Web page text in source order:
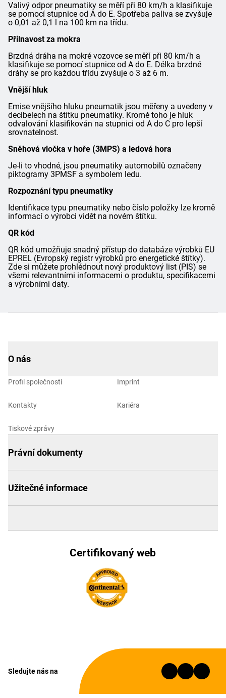
Valivý odpor pneumatiky se měří při 80 km/h a klasifikuje
se pomocí stupnice od A do E. Spotřeba paliva se zvyšuje
o 0,01 až 0,1 l na 100 km na třídu.
Přilnavost za mokra
Brzdná dráha na mokré vozovce se měří při 80 km/h a
klasifikuje se pomocí stupnice od A do E. Délka brzdné
dráhy se pro každou třídu zvyšuje o 3 až 6 m.
Vnější hluk
Emise vnějšího hluku pneumatik jsou měřeny a uvedeny v
decibelech na štítku pneumatiky. Kromě toho je hluk
odvalování klasifikován na stupnici od A do C pro lepší
srovnatelnost.
Sněhová vločka v hoře (3MPS) a ledová hora
Je-li to vhodné, jsou pneumatiky automobilů označeny
piktogramy 3PMSF a symbolem ledu.
Rozpoznání typu pneumatiky
Identifikace typu pneumatiky nebo číslo položky lze kromě
informací o výrobci vidět na novém štítku.
QR kód
QR kód umožňuje snadný přístup do databáze výrobků EU
EPREL (Evropský registr výrobků pro energetické štítky).
Zde si můžete prohlédnout nový produktový list (PIS) se
všemi relevantními informacemi o produktu, specifikacemi
a výrobními daty.
O nás
Profil společnosti
Kontakty
Tiskové zprávy
Imprint
Kariéra
Právní dokumenty
Užitečné informace
Certifikovaný web
Sledujte nás na